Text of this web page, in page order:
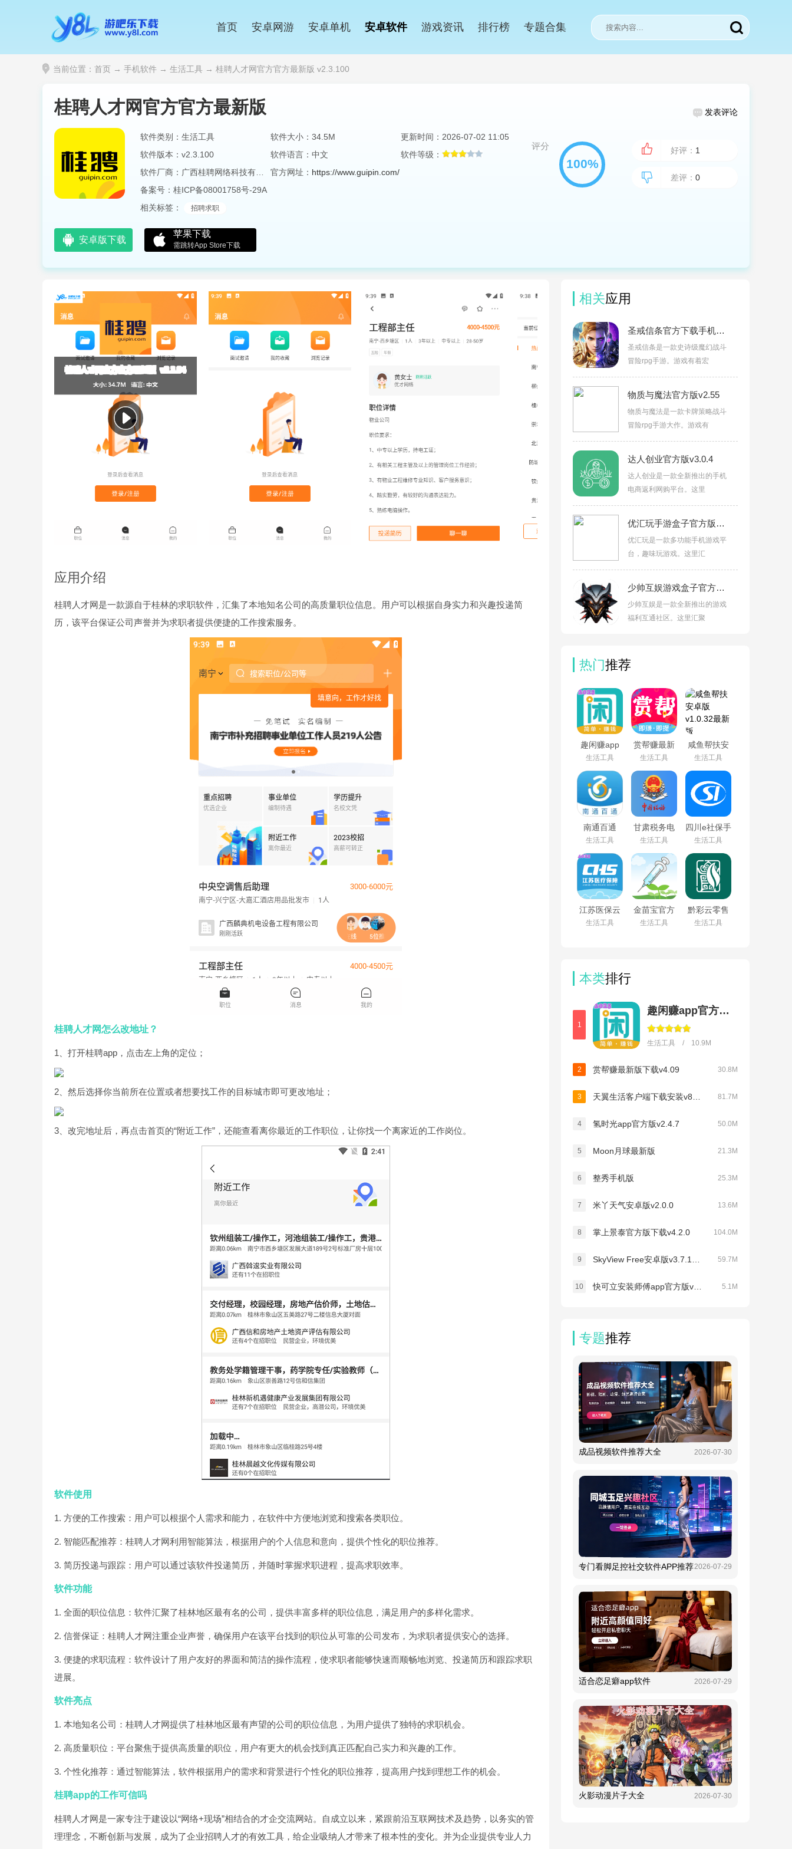
首页 安卓网游 安卓单机 安卓软件 游戏资讯 排行榜 专题合集
当前位置： 首页 → 手机软件 → 生活工具 → 桂聘人才网官方官方最新版 v2.3.100
桂聘人才网官方官方最新版 发表评论
软件类别：生活工具 软件大小：34.5M
更新时间：2026-07-02 11:05
软件版本：v2.3.100
软件语言：中文
软件等级：
官方网址： https://www.guipin.com/
备案号： 桂ICP备08001758号-29A
相关标签：
招聘求职
评分 好评： 1
差评： 0
安卓版下载
苹果下载
需跳转App Store下载
应用介绍
桂聘人才网是一款源自于桂林的求职软件，汇集了本地知名公司的高质量职位信息。用户可以根据自身实力和兴趣投递简
历，该平台保证公司声誉并为求职者提供便捷的工作搜索服务。
桂聘人才网怎么改地址？
1、打开桂聘app，点击左上角的定位；
2、然后选择你当前所在位置或者想要找工作的目标城市即可更改地址；
3、改完地址后，再点击首页的“附近工作”，还能查看离你最近的工作职位，让你找一个离家近的工作岗位。
软件使用
1. 方便的工作搜索：用户可以根据个人需求和能力，在软件中方便地浏览和搜索各类职位。
2. 智能匹配推荐：桂聘人才网利用智能算法，根据用户的个人信息和意向，提供个性化的职位推荐。
3. 简历投递与跟踪：用户可以通过该软件投递简历，并随时掌握求职进程，提高求职效率。
软件功能
1. 全面的职位信息：软件汇聚了桂林地区最有名的公司，提供丰富多样的职位信息，满足用户的多样化需求。
2. 信誉保证：桂聘人才网注重企业声誉，确保用户在该平台找到的职位从可靠的公司发布，为求职者提供安心的选择。
3. 便捷的求职流程：软件设计了用户友好的界面和简洁的操作流程，使求职者能够快速而顺畅地浏览、投递简历和跟踪求职
进展。
软件亮点
1. 本地知名公司：桂聘人才网提供了桂林地区最有声望的公司的职位信息，为用户提供了独特的求职机会。
2. 高质量职位：平台聚焦于提供高质量的职位，用户有更大的机会找到真正匹配自己实力和兴趣的工作。
3. 个性化推荐：通过智能算法，软件根据用户的需求和背景进行个性化的职位推荐，提高用户找到理想工作的机会。
桂聘app的工作可信吗
桂聘人才网是一家专注于建设以“网络+现场”相结合的才企交流网站。自成立以来，紧跟前沿互联网技术及趋势，以务实的管
理理念，不断创新与发展，成为了企业招聘人才的有效工具，给企业吸纳人才带来了根本性的变化。并为企业提供专业人力
相关应用
圣戒信条官方下载手机版v10.0.03
圣戒信条是一款史诗级魔幻战斗
冒险rpg手游。游戏有着宏
物质与魔法官方版v2.55
物质与魔法是一款卡牌策略战斗
冒险rpg手游大作。游戏有
达人创业官方版v3.0.4
达人创业是一款全新推出的手机
电商返利网购平台。这里
优汇玩手游盒子官方版v3.0.24617
优汇玩是一款多功能手机游戏平
台，趣味玩游戏。这里汇
少帅互娱游戏盒子官方版v2.1
少帅互娱是一款全新推出的游戏
福利互通社区。这里汇聚
热门推荐
趣闲赚app
官方版下载
安装v2.3.0
生活工具
赏帮赚最新
版下载v4.09
生活工具
咸鱼帮扶安
卓版v1.0.32
最新版
生活工具
南通百通
app免费下
载v5.2.0
生活工具
甘肃税务电
子税务app
下载最新版
v2.41.0
生活工具
四川e社保手
机app下载
v2.5.4
生活工具
江苏医保云
app下载安
装手机版
生活工具
金苗宝官方
下载手机版
v7.7.1
生活工具
黔彩云零售
订烟下载
2026版
生活工具
本类排行
1
趣闲赚app官方版下载安装
生活工具 / 10.9M
2 赏帮赚最新版下载v4.09 30.8M
3 81.7M
4 氢时光app官方版v2.4.7 50.0M
5 Moon月球最新版 21.3M
6 整秀手机版 25.3M
7 米丫天气安卓版v2.0.0 13.6M
8 掌上景泰官方版下载v4.2.0 104.0M
9 59.7M
10 5.1M
专题推荐
成品视频软件推荐大全 2026-07-30
专门看脚足控社交软件APP推荐2026-07-29
适合恋足癖app软件 2026-07-29
火影动漫片子大全 2026-07-30